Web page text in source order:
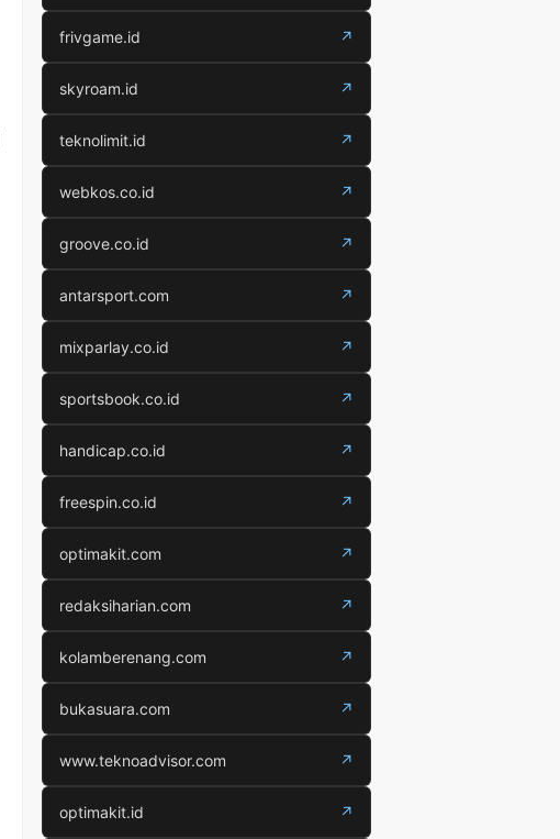
frivgame.id ↗
skyroam.id ↗
teknolimit.id ↗
webkos.co.id ↗
groove.co.id ↗
antarsport.com ↗
mixparlay.co.id ↗
sportsbook.co.id ↗
handicap.co.id ↗
freespin.co.id ↗
optimakit.com ↗
redaksiharian.com ↗
kolamberenang.com ↗
bukasuara.com ↗
www.teknoadvisor.com ↗
optimakit.id ↗